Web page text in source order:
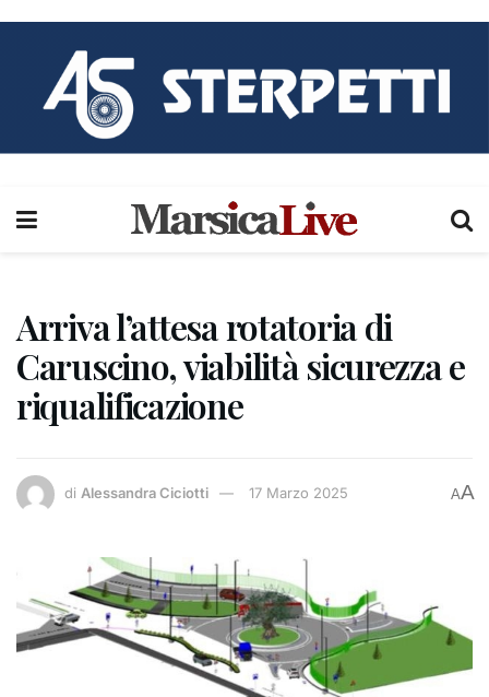
Arriva l’attesa rotatoria di
Caruscino, viabilità sicurezza e
riqualificazione
di Alessandra Ciciotti 17 Marzo 2025 AA